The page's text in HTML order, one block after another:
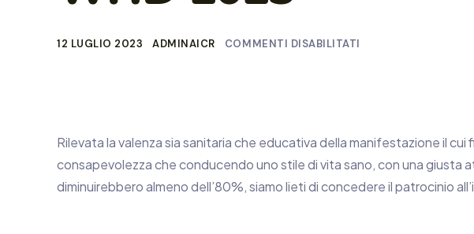
12 LUGLIO 2023 ADMINAICR COMMENTI DISABILITATI
Rilevata la valenza sia sanitaria che educativa della manifestazione il
consapevolezza che conducendo uno stile di vita sano, con una giusta
diminuirebbero almeno dell’80%, siamo lieti di concedere il patrocinio